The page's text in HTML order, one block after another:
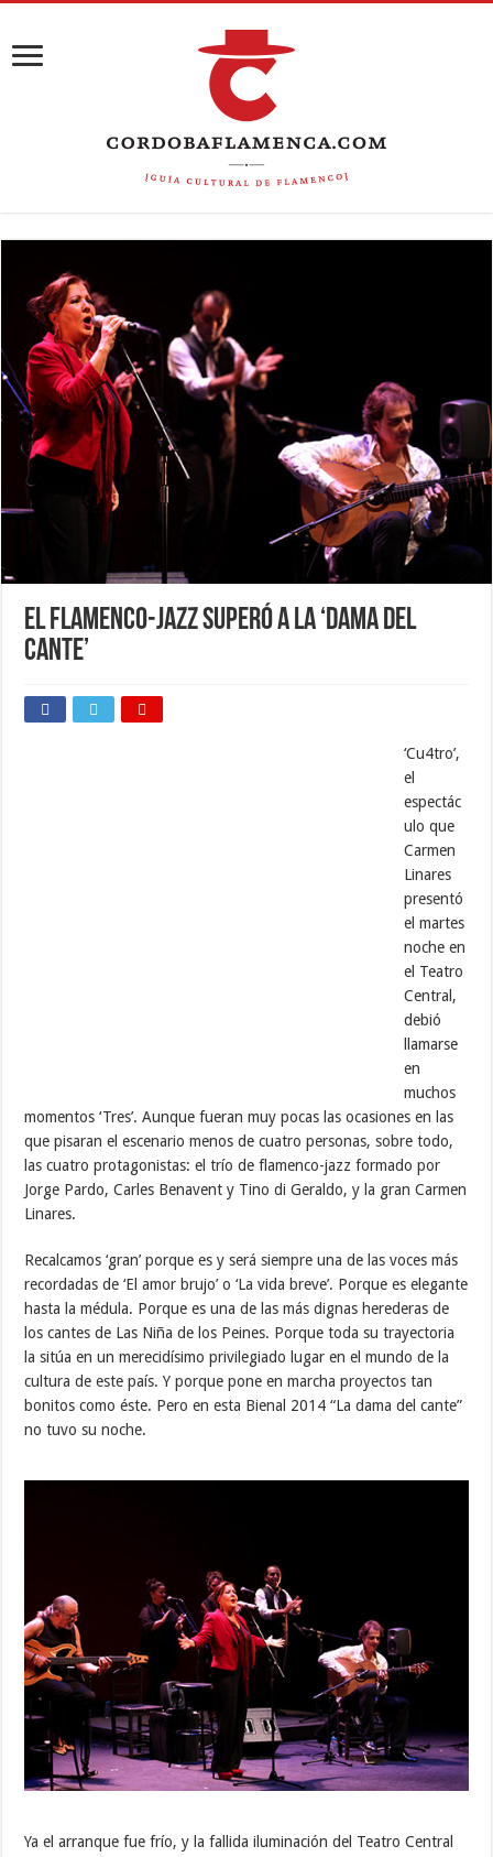
El flamenco-jazz superó a la ‘dama del
cante’
‘Cu4tro’,
el
espectác
ulo que
Carmen
Linares
presentó
el martes
noche en
el Teatro
Central,
debió
llamarse
en
muchos
momentos ‘Tres’. Aunque fueran muy pocas las ocasiones en las
que pisaran el escenario menos de cuatro personas, sobre todo,
las cuatro protagonistas: el trío de flamenco-jazz formado por
Jorge Pardo, Carles Benavent y Tino di Geraldo, y la gran Carmen
Linares.
Recalcamos ‘gran’ porque es y será siempre una de las voces más
recordadas de ‘El amor brujo’ o ‘La vida breve’. Porque es elegante
hasta la médula. Porque es una de las más dignas herederas de
los cantes de Las Niña de los Peines. Porque toda su trayectoria
la sitúa en un merecidísimo privilegiado lugar en el mundo de la
cultura de este país. Y porque pone en marcha proyectos tan
bonitos como éste. Pero en esta Bienal 2014 “La dama del cante”
no tuvo su noche.
Ya el arranque fue frío, y la fallida iluminación del Teatro Central